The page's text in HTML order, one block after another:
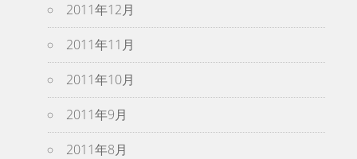
2011年12月
2011年11月
2011年10月
2011年9月
2011年8月